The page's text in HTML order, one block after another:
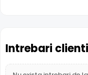
Intrebari clienti